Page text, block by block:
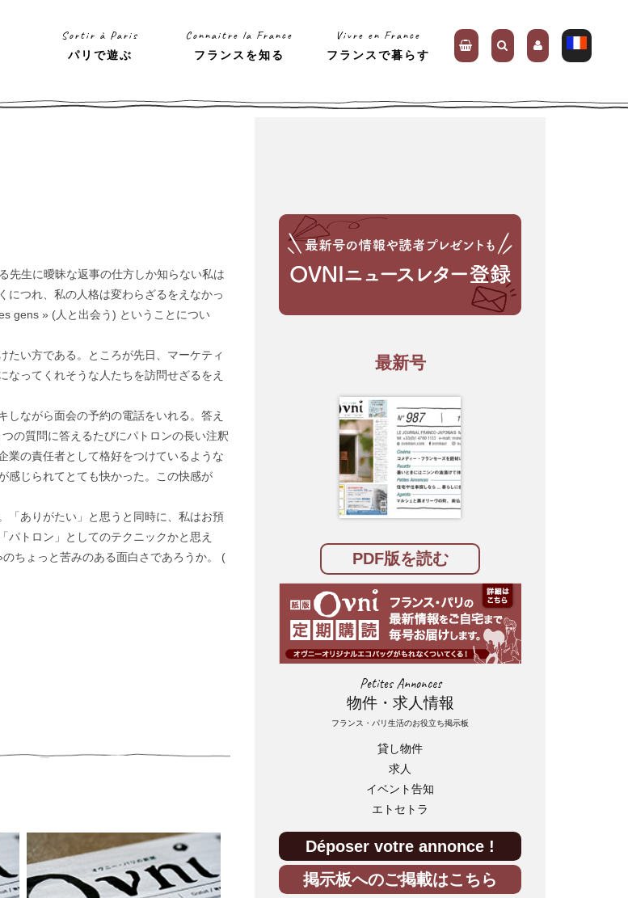
Sortir à Paris
パリで遊ぶ
Connaitre la France
フランスを知る
Vivre en France
フランスで暮らす
先生に曖昧な返事の仕方しか知らない私は
につれ、私の人格は変わらざるをえなかっ
gens » (人と出会う) ということについ
たい方である。ところが先日、マーケティ
ってくれそうな人たちを訪問せざるをえ
ながら面会の予約の電話をいれる。答え
の質問に答えるたびにパトロンの長い注釈
業の責任者として格好をつけているような
感じられてとても快かった。この快感が
「ありがたい」と思うと同時に、私はお預
トロン」としてのテクニックかと思え
ちょっと苦みのある面白さであろうか。 (
最新号
PDF版を読む
Petites Annonces
物件・求人情報
フランス・パリ生活のお役立ち掲示板
貸し物件
求人
イベント告知
エトセトラ
Déposer votre annonce !
掲示板へのご掲載はこちら